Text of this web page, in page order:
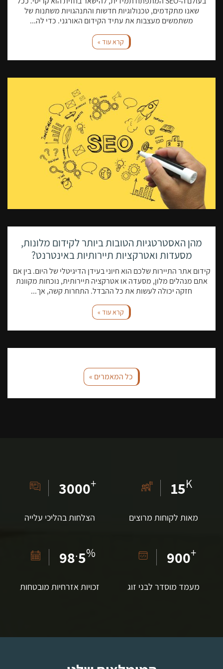
שאנו מתקדמים, טכנולוגיות חדשות והתנהגויות משתנות של
משתמשים מעצבות את עתיד הקידום האורגני. כדי לה...
קרא עוד »
מהן האסטרטגיות הטובות ביותר לקידום מלונות,
מסעדות ואטרקציות תיירותיות באינטרנט?
קידום אתר התיירות שלכם הוא חיוני בעידן הדיגיטלי של היום. בין אם
אתם מנהלים מלון, מסעדה או אטרקציה תיירותית, נוכחות מקוונת
חזקה יכולה לעשות את כל ההבדל. התחרות קשה, אך...
קרא עוד »
כל המאמרים »
15K
מאות לקוחות מרוצים
3000+
הצלחות בהליכי עלייה
900+
מעמד מוסדר לבני זוג
98.5%
זכויות אזרחיות מובטחות